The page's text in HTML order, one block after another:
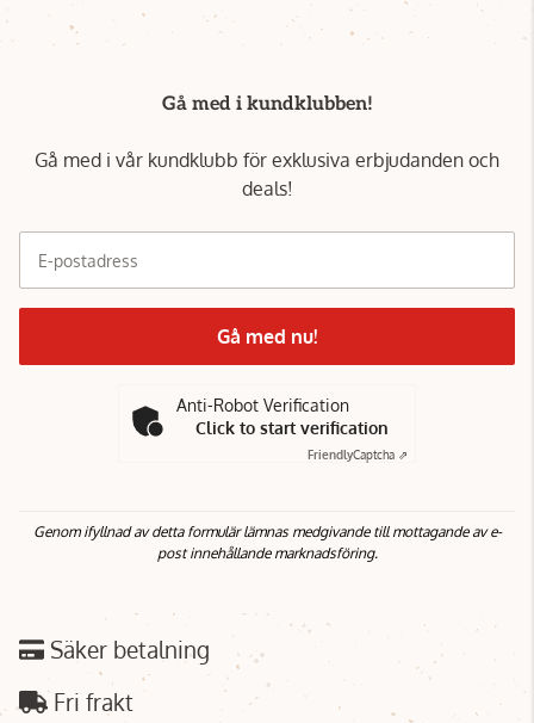
Gå med i kundklubben!
Gå med i vår kundklubb för exklusiva erbjudanden och
deals!
E-postadress
Gå med nu!
Anti-Robot Verification
Click to start verification
FriendlyCaptcha ⇗
Genom ifyllnad av detta formulär lämnas medgivande till mottagande av e-
post innehållande marknadsföring.
Säker betalning
Fri frakt